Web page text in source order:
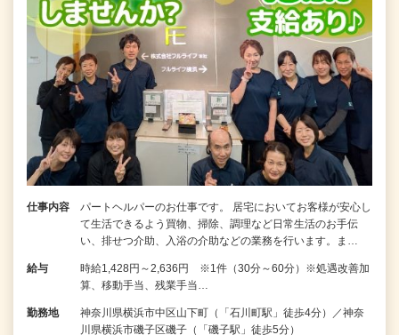
仕事内容
パートヘルパーのお仕事です。 居宅においてお客様が安心し
て生活できるよう買物、掃除、調理など日常生活のお手伝
い、排せつ介助、入浴の介助などの業務を行います。ま…
給与
時給1,428円～2,636円 ※1件（30分～60分）※処遇改善加
算、移動手当、残業手当…
勤務地
神奈川県横浜市中区山下町（「石川町駅」徒歩4分）／神奈
川県横浜市磯子区磯子（「磯子駅」徒歩5分）